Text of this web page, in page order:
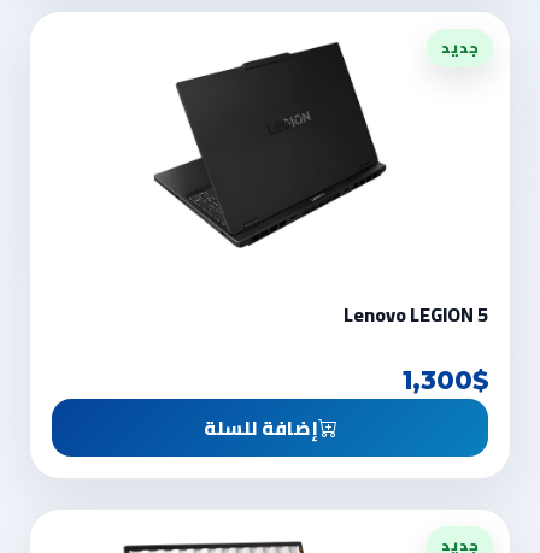
جديد
Lenovo LEGION 5
1,300$
إضافة للسلة
جديد